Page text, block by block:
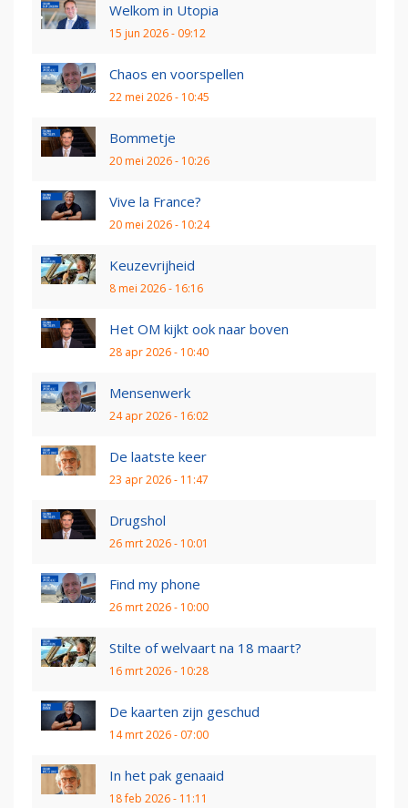
Welkom in Utopia
15 jun 2026 - 09:12
Chaos en voorspellen
22 mei 2026 - 10:45
Bommetje
20 mei 2026 - 10:26
Vive la France?
20 mei 2026 - 10:24
Keuzevrijheid
8 mei 2026 - 16:16
Het OM kijkt ook naar boven
28 apr 2026 - 10:40
Mensenwerk
24 apr 2026 - 16:02
De laatste keer
23 apr 2026 - 11:47
Drugshol
26 mrt 2026 - 10:01
Find my phone
26 mrt 2026 - 10:00
Stilte of welvaart na 18 maart?
16 mrt 2026 - 10:28
De kaarten zijn geschud
14 mrt 2026 - 07:00
In het pak genaaid
18 feb 2026 - 11:11